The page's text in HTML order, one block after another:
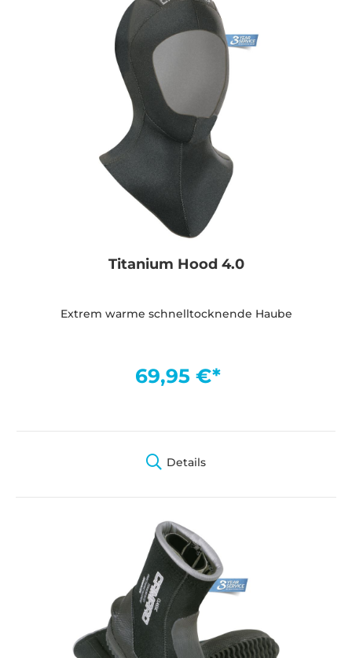
Titanium Hood 4.0
Extrem warme schnelltocknende Haube
69,95 €*
Details